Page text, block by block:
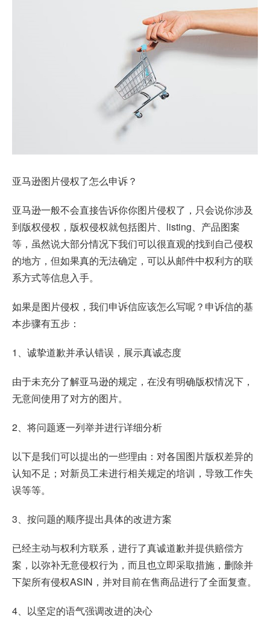
亚马逊图片侵权了怎么申诉？
亚马逊一般不会直接告诉你你图片侵权了，只会说你涉及
到版权侵权，版权侵权就包括图片、listing、产品图案
等，虽然说大部分情况下我们可以很直观的找到自己侵权
的地方，但如果真的无法确定，可以从邮件中权利方的联
系方式等信息入手。
如果是图片侵权，我们申诉信应该怎么写呢？申诉信的基
本步骤有五步：
1、诚挚道歉并承认错误，展示真诚态度
由于未充分了解亚马逊的规定，在没有明确版权情况下，
无意间使用了对方的图片。
2、将问题逐一列举并进行详细分析
以下是我们可以提出的一些理由：对各国图片版权差异的
认知不足；对新员工未进行相关规定的培训，导致工作失
误等等。
3、按问题的顺序提出具体的改进方案
已经主动与权利方联系，进行了真诚道歉并提供赔偿方
案，以弥补无意侵权行为，而且也立即采取措施，删除并
下架所有侵权ASIN，并对目前在售商品进行了全面复查。
4、以坚定的语气强调改进的决心